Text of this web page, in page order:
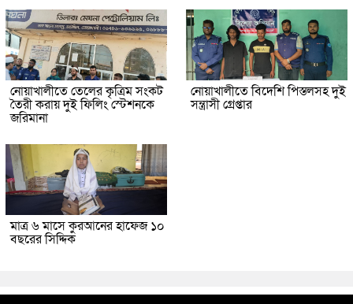
নোয়াখালীতে তেলের কৃত্রিম সংকট
তৈরী করায় দুই ফিলিং স্টেশনকে
জরিমানা
নোয়াখালীতে বিদেশি পিস্তলসহ দুই
সন্ত্রাসী গ্রেপ্তার
মাত্র ৬ মাসে কুরআনের হাফেজ ১০
বছরের সিদ্দিক